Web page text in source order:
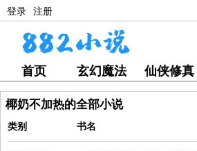
登录 注册
首页 玄幻魔法 仙侠修真
椰奶不加热的全部小说
类别 书名